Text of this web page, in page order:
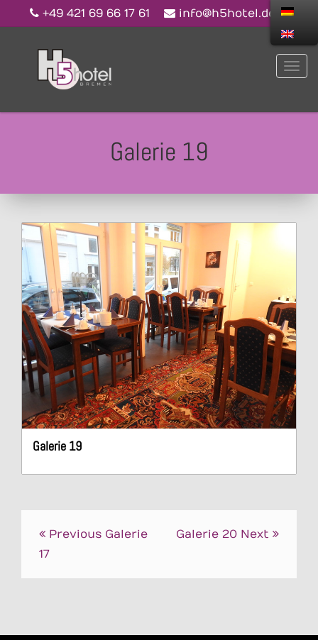
+49 421 69 66 17 61 info@h5hotel.de
Galerie 19
Galerie 19
Beitrags-
Navigation
Previous Galerie
17
Galerie 20 Next